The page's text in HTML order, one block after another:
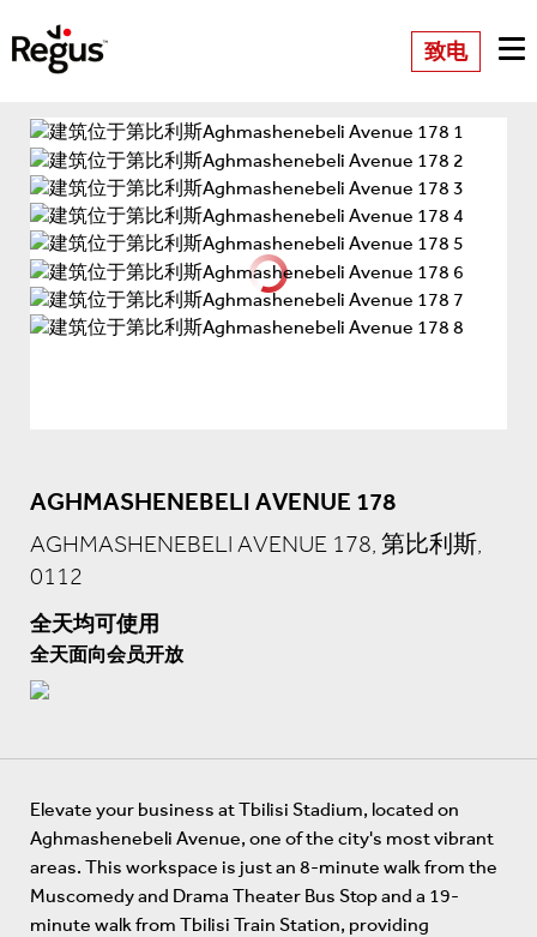
致电
AGHMASHENEBELI AVENUE 178
AGHMASHENEBELI AVENUE 178, 第比利斯,
0112
全天均可使用
全天面向会员开放
Elevate your business at Tbilisi Stadium, located on
Aghmashenebeli Avenue, one of the city's most vibrant
areas. This workspace is just an 8-minute walk from the
Muscomedy and Drama Theater Bus Stop and a 19-
minute walk from Tbilisi Train Station, providing